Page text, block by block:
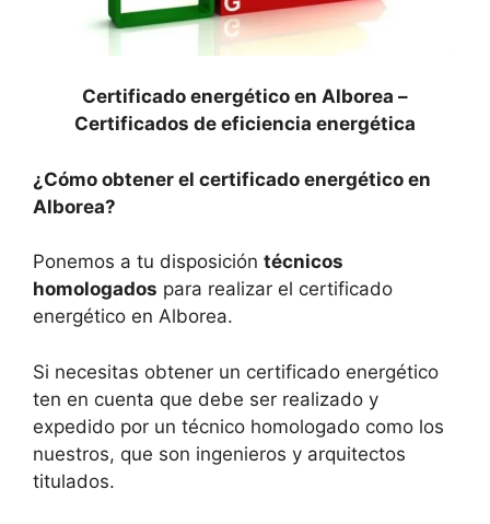
Certificado energético en Alborea –
Certificados de eficiencia energética
¿Cómo obtener el certificado energético en
Alborea?
Ponemos a tu disposición técnicos
homologados para realizar el certificado
energético en Alborea.
Si necesitas obtener un certificado energético
ten en cuenta que debe ser realizado y
expedido por un técnico homologado como los
nuestros, que son ingenieros y arquitectos
titulados.